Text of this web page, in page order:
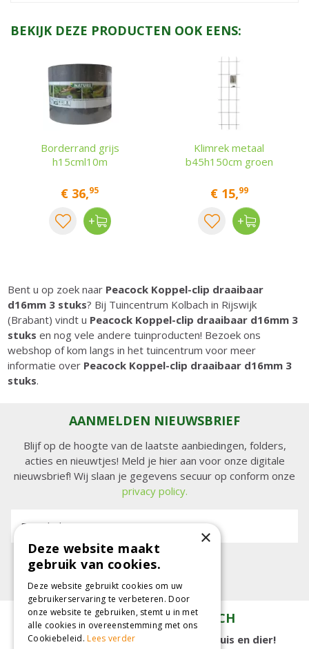
BEKIJK DEZE PRODUCTEN OOK EENS:
Borderrand grijs
h15cml10m
€ 36,95
Klimrek metaal
b45h150cm groen
€ 15,99
Bent u op zoek naar Peacock Koppel-clip draaibaar
d16mm 3 stuks? Bij Tuincentrum Kolbach in Rijswijk
(Brabant) vindt u Peacock Koppel-clip draaibaar d16mm 3
stuks en nog vele andere tuinproducten! Bezoek ons
webshop of kom langs in het tuincentrum voor meer
informatie over Peacock Koppel-clip draaibaar d16mm 3
stuks.
AANMELDEN NIEUWSBRIEF
Blijf op de hoogte van de laatste aanbiedingen, folders,
acties en nieuwtjes! Meld je hier aan voor onze digitale
nieuwsbrief! Wij slaan je gegevens secuur op conform onze
privacy policy.
E-mailadres:
TUINCENTRUM KOLBACH
15.000 m2 winkelplezier voor tuin, huis en dier!
×
Deze website maakt
gebruik van cookies.
Deze website gebruikt cookies om uw
gebruikerservaring te verbeteren. Door
onze website te gebruiken, stemt u in met
alle cookies in overeenstemming met ons
Cookiebeleid.Lees verder